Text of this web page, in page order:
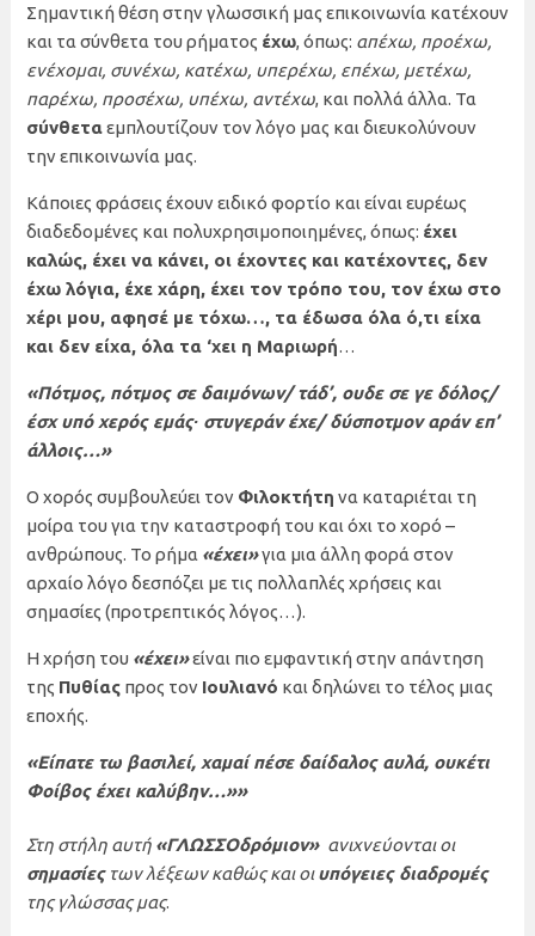
Σημαντική θέση στην γλωσσική μας επικοινωνία κατέχουν
και τα σύνθετα του ρήματος έχω, όπως: απέχω, προέχω,
ενέχομαι, συνέχω, κατέχω, υπερέχω, επέχω, μετέχω,
παρέχω, προσέχω, υπέχω, αντέχω, και πολλά άλλα. Τα
σύνθεταεμπλουτίζουν τον λόγο μας και διευκολύνουν
την επικοινωνία μας.
Κάποιες φράσεις έχουν ειδικό φορτίο και είναι ευρέως
διαδεδομένες και πολυχρησιμοποιημένες, όπως: έχει
καλώς, έχει να κάνει, οι έχοντες και κατέχοντες, δεν
έχω λόγια, έχε χάρη, έχει τον τρόπο του, τον έχω στο
χέρι μου, αφησέ με τόχω…, τα έδωσα όλα ό,τι είχα
και δεν είχα, όλα τα ‘χει η Μαριωρή…
«Πότμος, πότμος σε δαιμόνων/ τάδ’, ουδε σε γε δόλος/
έσχ υπό χερός εμάς∙ στυγεράν έχε/ δύσποτμον αράν επ’
άλλοις…»
Ο χορός συμβουλεύει τον Φιλοκτήτη να καταριέται τη
μοίρα του για την καταστροφή του και όχι το χορό –
ανθρώπους. Το ρήμα «έχει»για μια άλλη φορά στον
αρχαίο λόγο δεσπόζει με τις πολλαπλές χρήσεις και
σημασίες (προτρεπτικός λόγος…).
Η χρήση του «έχει»είναι πιο εμφαντική στην απάντηση
της Πυθίαςπρος τον Ιουλιανό και δηλώνει το τέλος μιας
εποχής.
«Είπατε τω βασιλεί, χαμαί πέσε δαίδαλος αυλά, ουκέτι
Φοίβος έχει καλύβην…»»
Στη στήλη αυτή «ΓΛΩΣΣΟδρόμιον» ανιχνεύονται οι
σημασίεςτων λέξεων καθώς και οιυπόγειες διαδρομές
της γλώσσας μας.